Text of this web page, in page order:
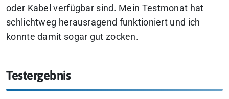
oder Kabel verfügbar sind. Mein Testmonat hat
schlichtweg herausragend funktioniert und ich
konnte damit sogar gut zocken.
Testergebnis